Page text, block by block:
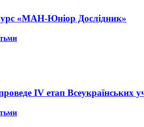
«МАН-Юніор Дослідник»
IV етап Всеукраїнських